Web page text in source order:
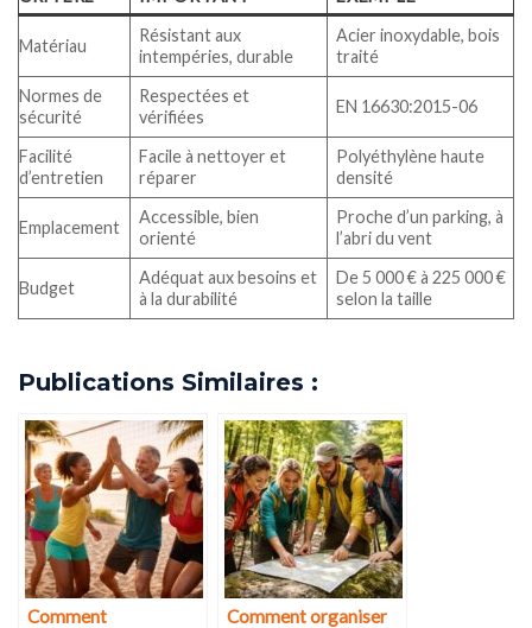
Matériau
Résistant aux
intempéries, durable
Acier inoxydable, bois
traité
Normes de
sécurité
Respectées et
vérifiées
EN 16630:2015-06
Facilité
d’entretien
Facile à nettoyer et
réparer
Polyéthylène haute
densité
Emplacement
Accessible, bien
orienté
Proche d’un parking, à
l’abri du vent
Budget
Adéquat aux besoins et
à la durabilité
De 5 000 € à 225 000 €
selon la taille
Publications Similaires :
Comment
Comment organiser